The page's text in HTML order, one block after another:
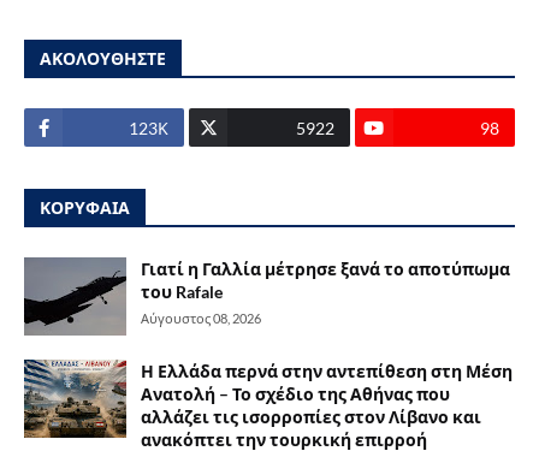
ΑΚΟΛΟΥΘΗΣΤΕ
123Κ 5922 98
ΚΟΡΥΦΑΙΑ
Γιατί η Γαλλία μέτρησε ξανά το αποτύπωμα
του Rafale
Αύγουστος 08, 2026
Η Ελλάδα περνά στην αντεπίθεση στη Μέση
Ανατολή – Το σχέδιο της Αθήνας που
αλλάζει τις ισορροπίες στον Λίβανο και
ανακόπτει την τουρκική επιρροή